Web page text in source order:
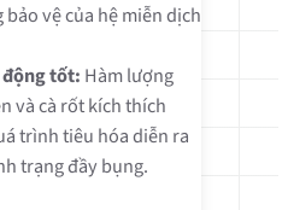
vệ của hệ miễn dịch
tốt: Hàm lượng
và cà rốt kích thích
trình tiêu hóa diễn ra
trạng đầy bụng.